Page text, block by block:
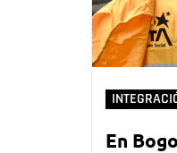
En